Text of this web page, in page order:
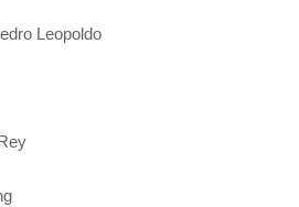
Leopoldo